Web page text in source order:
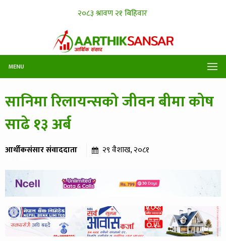
MENU
सानिमा रिलायन्सको जीवन बीमा कोष
साढे १३ अर्ब
आर्थीकसंसार संवाददाता २९ वैशाख, २०८१